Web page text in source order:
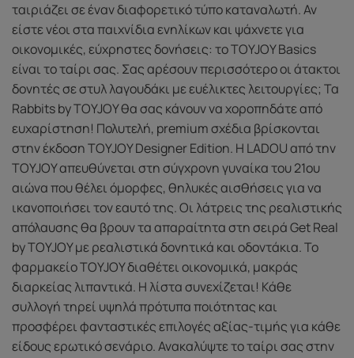
ταιριάζει σε έναν διαφορετικό τύπο καταναλωτή. Αν
είστε νέοι στα παιχνίδια ενηλίκων και ψάχνετε για
οικονομικές, εύχρηστες δονήσεις: το TOYJOY Basics
είναι το ταίρι σας. Σας αρέσουν περισσότερο οι άτακτοι
δονητές σε στυλ λαγουδάκι με ευέλικτες λειτουργίες; Τα
Rabbits by TOYJOY θα σας κάνουν να χοροπηδάτε από
ευχαρίστηση! Πολυτελή, premium σχέδια βρίσκονται
στην έκδοση TOYJOY Designer Edition. Η LADOU από την
TOYJOY απευθύνεται στη σύγχρονη γυναίκα του 21ου
αιώνα που θέλει όμορφες, θηλυκές αισθήσεις για να
ικανοποιήσει τον εαυτό της. Οι λάτρεις της ρεαλιστικής
απόλαυσης θα βρουν τα απαραίτητα στη σειρά Get Real
by TOYJOY με ρεαλιστικά δονητικά και οδοντάκια. Το
φαρμακείο TOYJOY διαθέτει οικονομικά, μακράς
διαρκείας λιπαντικά. Η λίστα συνεχίζεται! Κάθε
συλλογή τηρεί υψηλά πρότυπα ποιότητας και
προσφέρει φανταστικές επιλογές αξίας-τιμής για κάθε
είδους ερωτικό σενάριο. Ανακαλύψτε το ταίρι σας στην